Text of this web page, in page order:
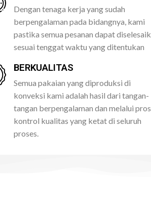
Dengan tenaga kerja yang sudah
berpengalaman pada bidangnya, kami
pastika semua pesanan dapat
sesuai tenggat waktu yang ditentukan
BERKUALITAS
Semua pakaian yang diproduksi di
konveksi kami adalah hasil dari tangan-
tangan berpengalaman dan melalui
kontrol kualitas yang ketat di seluruh
proses.